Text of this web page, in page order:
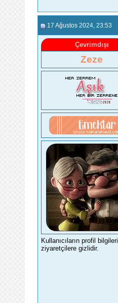
17 Ağustos 2024 , 23:53
Çevrimdışı
Zeze
Kullanıcıların profil bilgileri
ziyaretçilere gizlidir.